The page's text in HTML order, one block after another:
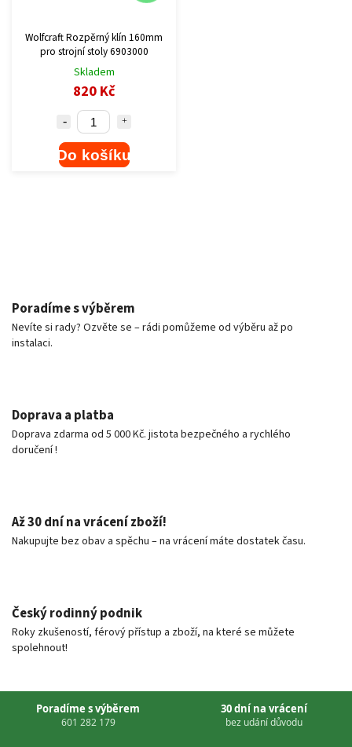
Wolfcraft Rozpěrný klín 160mm
pro strojní stoly 6903000
Skladem
820 Kč
Do košíku
Poradíme s výběrem
Nevíte si rady? Ozvěte se – rádi pomůžeme od výběru až po
instalaci.
Doprava a platba
Doprava zdarma od 5 000 Kč. jistota bezpečného a rychlého
doručení !
Až 30 dní na vrácení zboží!
Nakupujte bez obav a spěchu – na vrácení máte dostatek času.
Český rodinný podnik
Roky zkušeností, férový přístup a zboží, na které se můžete
spolehnout!
Poradíme s výběrem
601 282 179
30 dní na vrácení
bez udání důvodu